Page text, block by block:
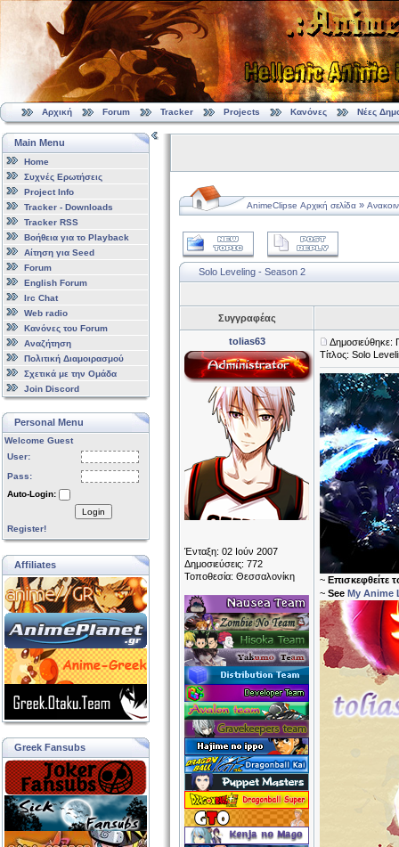
Αρχική Forum Tracker Projects Κανόνες Νέες
Main Menu
Home
Συχνές Ερωτήσεις
Project Info
Tracker - Downloads
Tracker RSS
Βοήθεια για το Playback
Αίτηση για Seed
Forum
English Forum
Irc Chat
Web radio
Κανόνες του Forum
Αναζήτηση
Πολιτική Διαμοιρασμού
Σχετικά με την Ομάδα
Join Discord
Personal Menu
Welcome Guest
User:
Pass:
Auto-Login:
Login
Register!
Affiliates
Greek Fansubs
AnimeClipse Αρχική σελίδα »
Solo Leveling - Season 2
Συγγραφέας
tolias63
Ένταξη: 02 Ιούν 2007
Δημοσιεύσεις: 772
Τοποθεσία: Θεσσαλονίκη
Τίτλος: Solo
~ Επισκεφθείτε
~ See My Anime